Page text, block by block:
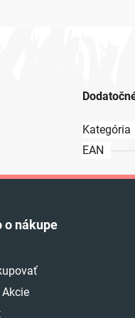
Kategória
EAN
o nákupe